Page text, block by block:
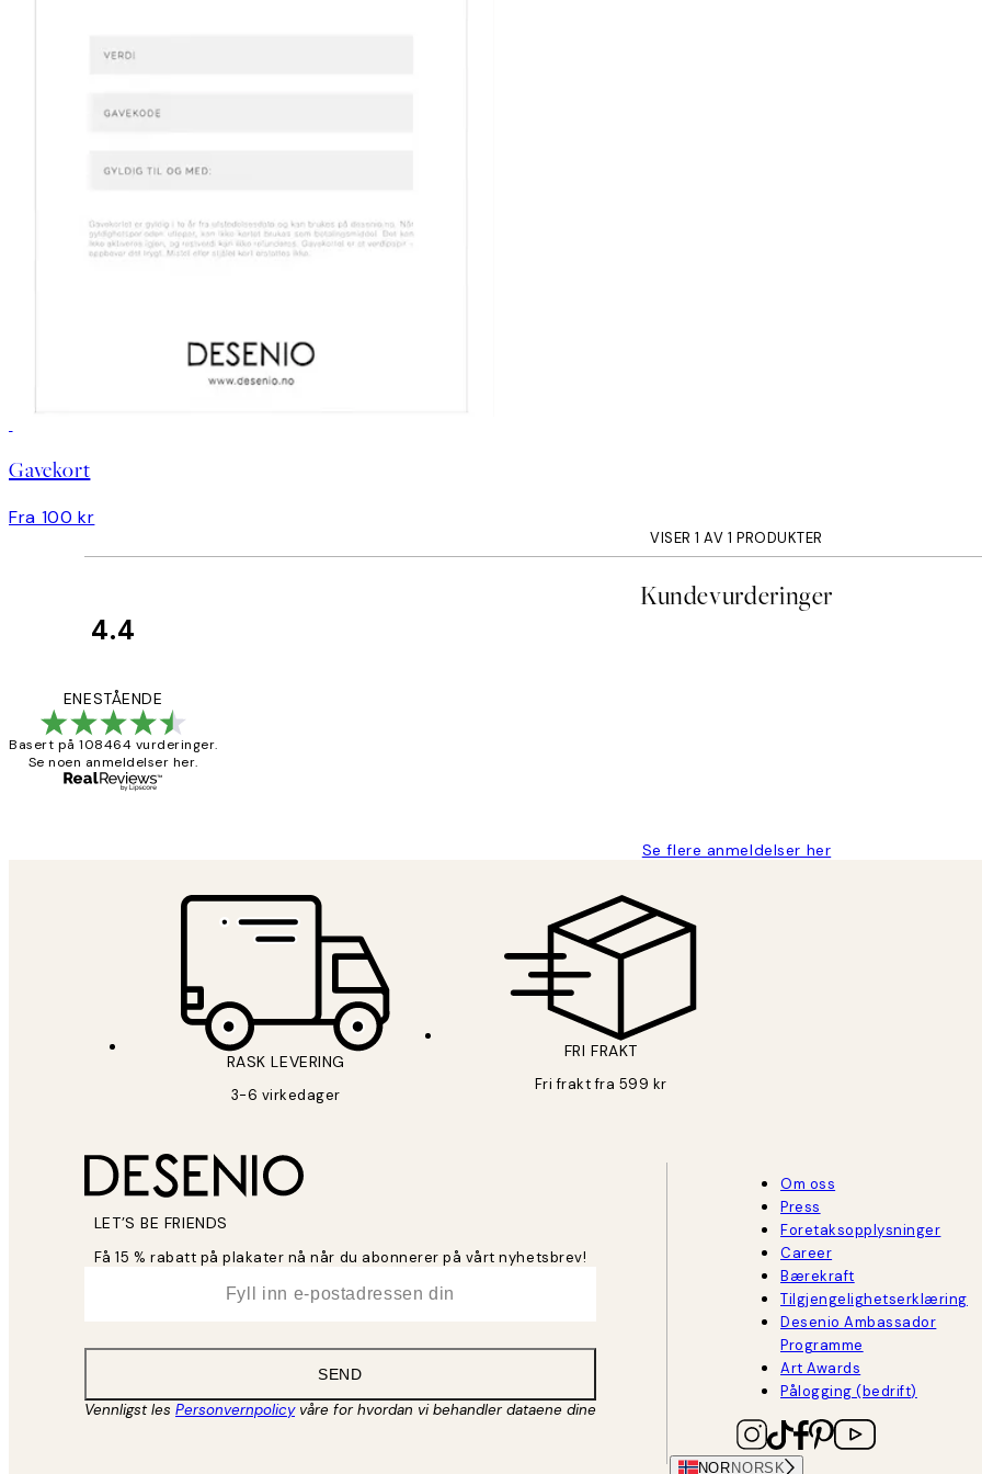
Gavekort
Fra 100 kr
VISER 1 AV 1 PRODUKTER
Kundevurderinger
4.4
ENESTÅENDE
Basert på 108464 vurderinger.
Se noen anmeldelser her.
Se flere anmeldelser her
RASK LEVERING
3-6 virkedager
FRI FRAKT
Fri frakt fra 599 kr
LET’S BE FRIENDS
Få 15 % rabatt på plakater nå når du abonnerer på vårt nyhetsbrev!
SEND
Vennligst les Personvernpolicyvåre for hvordan vi behandler dataene dine
Om oss
Press
Foretaksopplysninger
Career
Bærekraft
Tilgjengelighetserklæring
Desenio Ambassador
Programme
Art Awards
Pålogging (bedrift)
NORNORSK